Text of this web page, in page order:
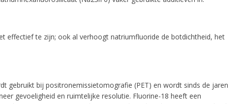
effectief te zijn; ook al verhoogt natriumfluoride de botdichtheid, het
gebruikt bij positronemissietomografie (PET) en wordt sinds de jaren
gevoeligheid en ruimtelijke resolutie. Fluorine-18 heeft een
new